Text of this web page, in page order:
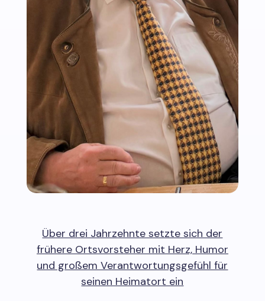
Über drei Jahrzehnte setzte sich der
frühere Ortsvorsteher mit Herz, Humor
und großem Verantwortungsgefühl für
seinen Heimatort ein